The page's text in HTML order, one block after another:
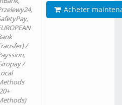
/
/
Acheter